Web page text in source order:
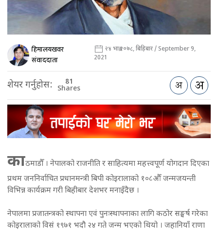
हिमालयखवर
संवाददाता
२४ भाद्र २०७८, बिहिबार / September 9,
2021
शेयर गर्नुहोस: 81
Shares
काठमाडौँ । नेपालको राजनीति र साहित्यमा महत्त्वपूर्ण योगदान दिएका
प्रथम जननिर्वाचित प्रधानमन्त्री बिपी कोइरालाको १०८औँ जन्मजयन्ती
विभिन्न कार्यक्रम गरी बिहीबार देशभर मनाइँदैछ ।
नेपालमा प्रजातन्त्रको स्थापना एवं पुनःस्थापनाका लागि कठोर सङ्घर्ष गरेका
कोइरालाको विसं १९७१ भदौ २४ गते जन्म भएको थियो । जहानियाँ राणा